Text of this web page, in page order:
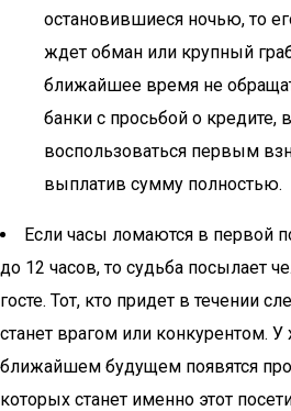
остановившиеся ночью, то
ждет обман или крупный
ближайшее время не
банки с просьбой о
воспользоваться первым
выплатив сумму полностью.
Если часы ломаются в первой
до 12 часов, то судьба посылает
госте. Тот, кто придет в течении
станет врагом или конкурентом.
ближайшем будущем появятся
которых станет именно этот